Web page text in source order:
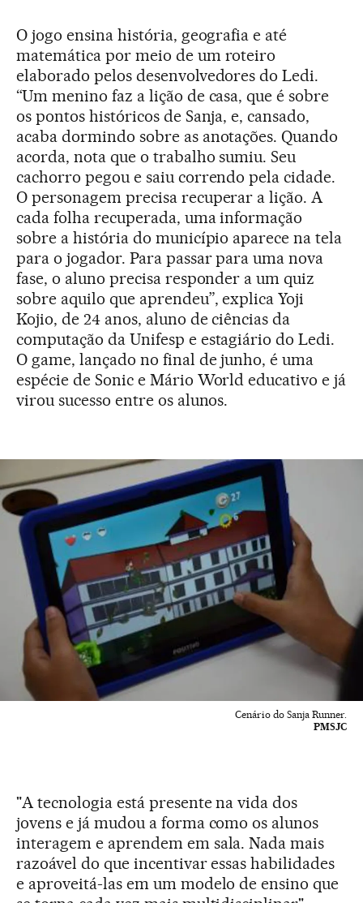
O jogo ensina história, geografia e até
matemática por meio de um roteiro
elaborado pelos desenvolvedores do Ledi.
“Um menino faz a lição de casa, que é sobre
os pontos históricos de Sanja, e, cansado,
acaba dormindo sobre as anotações. Quando
acorda, nota que o trabalho sumiu. Seu
cachorro pegou e saiu correndo pela cidade.
O personagem precisa recuperar a lição. A
cada folha recuperada, uma informação
sobre a história do município aparece na tela
para o jogador. Para passar para uma nova
fase, o aluno precisa responder a um quiz
sobre aquilo que aprendeu”, explica Yoji
Kojio, de 24 anos, aluno de ciências da
computação da Unifesp e estagiário do Ledi.
O game, lançado no final de junho, é uma
espécie de Sonic e Mário World educativo e já
virou sucesso entre os alunos.
Cenário do Sanja Runner.
PMSJC
"A tecnologia está presente na vida dos
jovens e já mudou a forma como os alunos
interagem e aprendem em sala. Nada mais
razoável do que incentivar essas habilidades
e aproveitá-las em um modelo de ensino que